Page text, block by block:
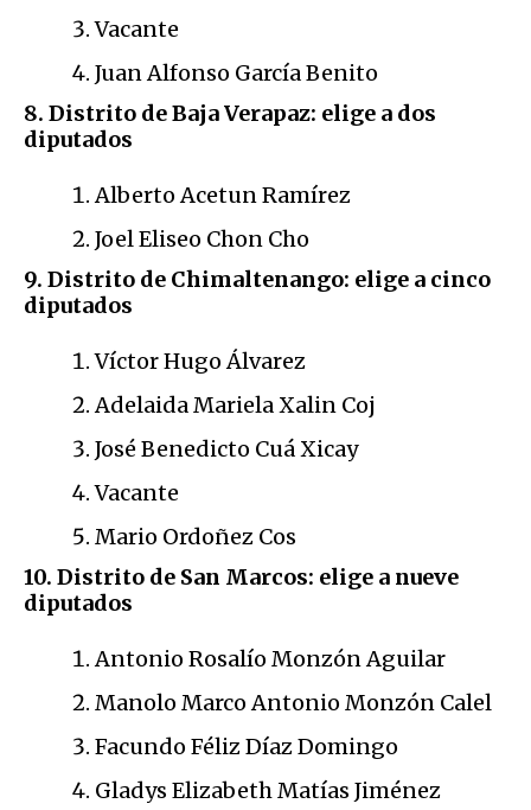
Vacante
Juan Alfonso García Benito
8. Distrito de Baja Verapaz: elige a dos
diputados
Alberto Acetun Ramírez
Joel Eliseo Chon Cho
9. Distrito de Chimaltenango: elige a cinco
diputados
Víctor Hugo Álvarez
Adelaida Mariela Xalin Coj
José Benedicto Cuá Xicay
Vacante
Mario Ordoñez Cos
10. Distrito de San Marcos: elige a nueve
diputados
Antonio Rosalío Monzón Aguilar
Manolo Marco Antonio Monzón Calel
Facundo Féliz Díaz Domingo
Gladys Elizabeth Matías Jiménez